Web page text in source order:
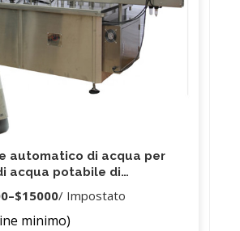
automatico di acqua per
acqua potabile di
di acqua potabile di
macchina di riempimento
minerale
–$15000/ Impostato
minimo)